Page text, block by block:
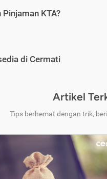
KTA?
di Cermati
Artikel
Tips berhemat dengan trik,